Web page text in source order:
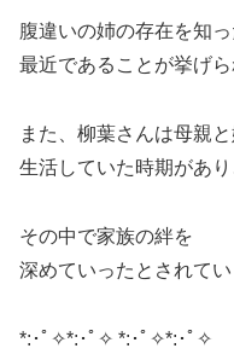
腹違いの姉の存在を知
最近であることが挙げら
また、柳葉さんは母親
生活していた時期があり
その中で家族の絆を
深めていったとされてい
*:･ﾟ✧*:･ﾟ✧ *:･ﾟ✧*:･ﾟ✧